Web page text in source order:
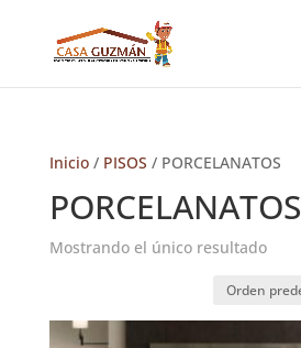
Inicio/ PISOS / PORCELANATOS
PORCELANATOS
Mostrando el único resultado